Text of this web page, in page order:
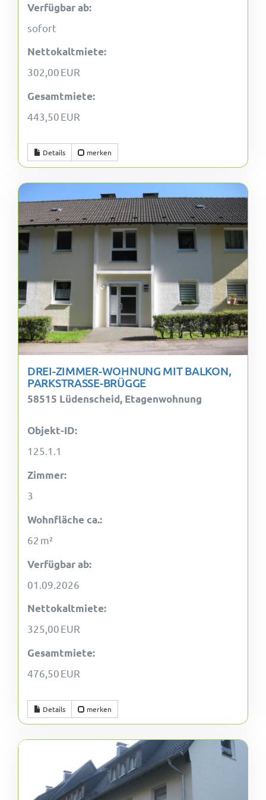
Verfügbar ab:
sofort
Nettokaltmiete:
302,00 EUR
Gesamtmiete:
443,50 EUR
Details merken
DREI-ZIMMER-WOHNUNG MIT BALKON,
PARKSTRASSE-BRÜGGE
58515 Lüdenscheid, Etagenwohnung
Objekt-ID:
125.1.1
Zimmer:
3
Wohnfläche ca.:
62 m²
Verfügbar ab:
01.09.2026
Nettokaltmiete:
325,00 EUR
Gesamtmiete:
476,50 EUR
Details merken